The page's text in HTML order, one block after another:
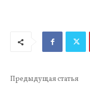
Предыдущая статья